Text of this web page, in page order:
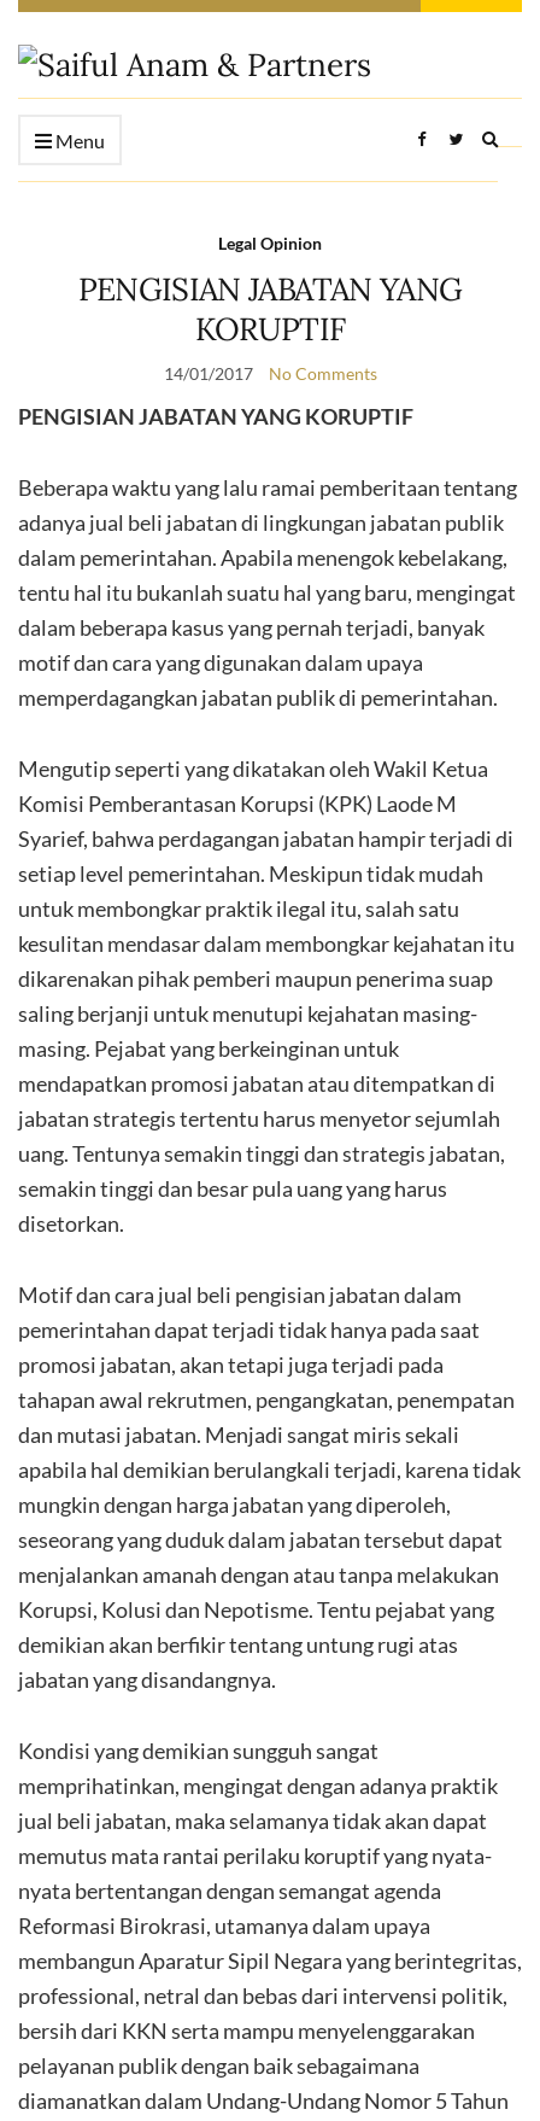
Menu
form
Legal Opinion
PENGISIAN JABATAN YANG
KORUPTIF
14/01/2017 No Comments
PENGISIAN JABATAN YANG KORUPTIF
Beberapa waktu yang lalu ramai pemberitaan tentang
adanya jual beli jabatan di lingkungan jabatan publik
dalam pemerintahan. Apabila menengok kebelakang,
tentu hal itu bukanlah suatu hal yang baru, mengingat
dalam beberapa kasus yang pernah terjadi, banyak
motif dan cara yang digunakan dalam upaya
memperdagangkan jabatan publik di pemerintahan.
Mengutip seperti yang dikatakan oleh Wakil Ketua
Komisi Pemberantasan Korupsi (KPK) Laode M
Syarief, bahwa perdagangan jabatan hampir terjadi di
setiap level pemerintahan. Meskipun tidak mudah
untuk membongkar praktik ilegal itu, salah satu
kesulitan mendasar dalam membongkar kejahatan itu
dikarenakan pihak pemberi maupun penerima suap
saling berjanji untuk menutupi kejahatan masing-
masing. Pejabat yang berkeinginan untuk
mendapatkan promosi jabatan atau ditempatkan di
jabatan strategis tertentu harus menyetor sejumlah
uang. Tentunya semakin tinggi dan strategis jabatan,
semakin tinggi dan besar pula uang yang harus
disetorkan.
Motif dan cara jual beli pengisian jabatan dalam
pemerintahan dapat terjadi tidak hanya pada saat
promosi jabatan, akan tetapi juga terjadi pada
tahapan awal rekrutmen, pengangkatan, penempatan
dan mutasi jabatan. Menjadi sangat miris sekali
apabila hal demikian berulangkali terjadi, karena tidak
mungkin dengan harga jabatan yang diperoleh,
seseorang yang duduk dalam jabatan tersebut dapat
menjalankan amanah dengan atau tanpa melakukan
Korupsi, Kolusi dan Nepotisme. Tentu pejabat yang
demikian akan berfikir tentang untung rugi atas
jabatan yang disandangnya.
Kondisi yang demikian sungguh sangat
memprihatinkan, mengingat dengan adanya praktik
jual beli jabatan, maka selamanya tidak akan dapat
memutus mata rantai perilaku koruptif yang nyata-
nyata bertentangan dengan semangat agenda
Reformasi Birokrasi, utamanya dalam upaya
membangun Aparatur Sipil Negara yang berintegritas,
professional, netral dan bebas dari intervensi politik,
bersih dari KKN serta mampu menyelenggarakan
pelayanan publik dengan baik sebagaimana
diamanatkan dalam Undang-Undang Nomor 5 Tahun